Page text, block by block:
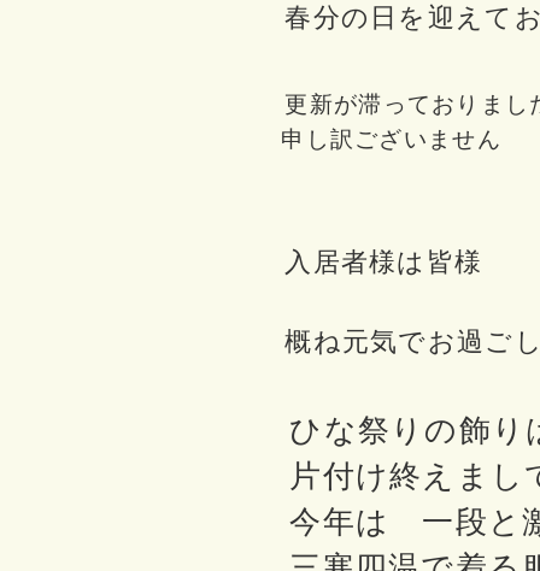
春分の日を迎えて
更新が滞っておりまし
申し訳ございません
入居者様は皆様
概ね元気でお過ご
ひな祭りの飾り
片付け終えまし
今年は 一段と